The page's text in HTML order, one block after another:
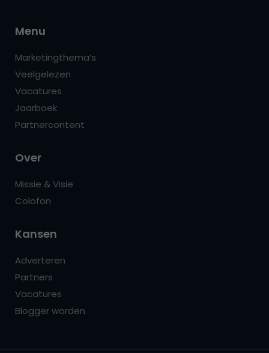
Menu
Marketingthema’s
Veelgelezen
Vacatures
Jaarboek
Partnercontent
Over
Missie & Visie
Colofon
Kansen
Adverteren
Partners
Vacatures
Blogger worden